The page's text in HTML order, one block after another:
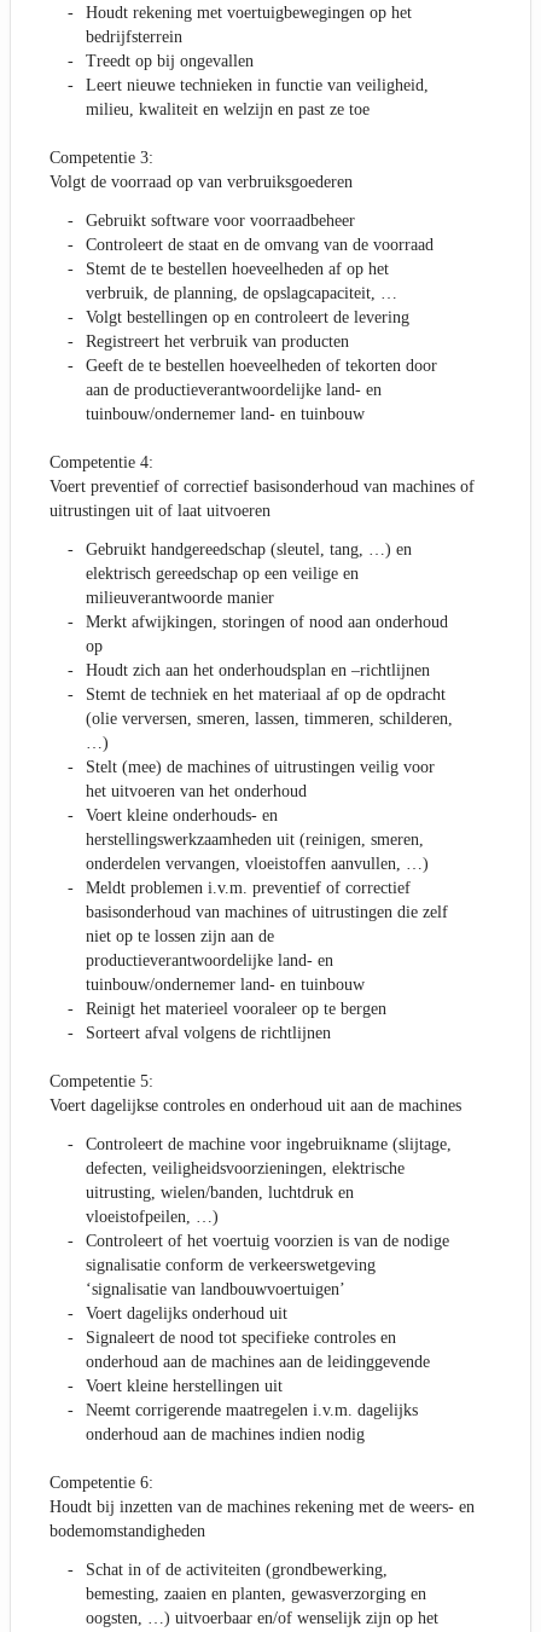
Houdt rekening met voertuigbewegingen op het
bedrijfsterrein
Treedt op bij ongevallen
Leert nieuwe technieken in functie van veiligheid,
milieu, kwaliteit en welzijn en past ze toe
Competentie 3:
Volgt de voorraad op van verbruiksgoederen
Gebruikt software voor voorraadbeheer
Controleert de staat en de omvang van de voorraad
Stemt de te bestellen hoeveelheden af op het
verbruik, de planning, de opslagcapaciteit, …
Volgt bestellingen op en controleert de levering
Registreert het verbruik van producten
Geeft de te bestellen hoeveelheden of tekorten door
aan de productieverantwoordelijke land- en
tuinbouw/ondernemer land- en tuinbouw
Competentie 4:
Voert preventief of correctief basisonderhoud van machines of
uitrustingen uit of laat uitvoeren
Gebruikt handgereedschap (sleutel, tang, …) en
elektrisch gereedschap op een veilige en
milieuverantwoorde manier
Merkt afwijkingen, storingen of nood aan onderhoud
op
Houdt zich aan het onderhoudsplan en –richtlijnen
Stemt de techniek en het materiaal af op de opdracht
(olie verversen, smeren, lassen, timmeren, schilderen,
…)
Stelt (mee) de machines of uitrustingen veilig voor
het uitvoeren van het onderhoud
Voert kleine onderhouds- en
herstellingswerkzaamheden uit (reinigen, smeren,
onderdelen vervangen, vloeistoffen aanvullen, …)
Meldt problemen i.v.m. preventief of correctief
basisonderhoud van machines of uitrustingen die zelf
niet op te lossen zijn aan de
productieverantwoordelijke land- en
tuinbouw/ondernemer land- en tuinbouw
Reinigt het materieel vooraleer op te bergen
Sorteert afval volgens de richtlijnen
Competentie 5:
Voert dagelijkse controles en onderhoud uit aan de machines
Controleert de machine voor ingebruikname (slijtage,
defecten, veiligheidsvoorzieningen, elektrische
uitrusting, wielen/banden, luchtdruk en
vloeistofpeilen, …)
Controleert of het voertuig voorzien is van de nodige
signalisatie conform de verkeerswetgeving
‘signalisatie van landbouwvoertuigen’
Voert dagelijks onderhoud uit
Signaleert de nood tot specifieke controles en
onderhoud aan de machines aan de leidinggevende
Voert kleine herstellingen uit
Neemt corrigerende maatregelen i.v.m. dagelijks
onderhoud aan de machines indien nodig
Competentie 6:
Houdt bij inzetten van de machines rekening met de weers- en
bodemomstandigheden
Schat in of de activiteiten (grondbewerking,
bemesting, zaaien en planten, gewasverzorging en
oogsten, …) uitvoerbaar en/of wenselijk zijn op het